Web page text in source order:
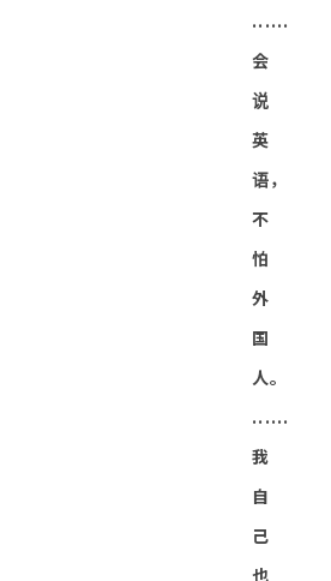
......
会
说
英
语，
不
怕
外
国
人。
......
我
自
己
也